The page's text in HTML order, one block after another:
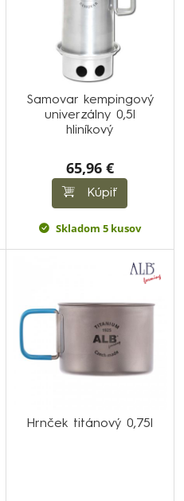
Samovar kempingový
univerzálny 0,5l
hliníkový
65,96 €
Kúpiť
Skladom 5 kusov
Hrnček titánový 0,75l